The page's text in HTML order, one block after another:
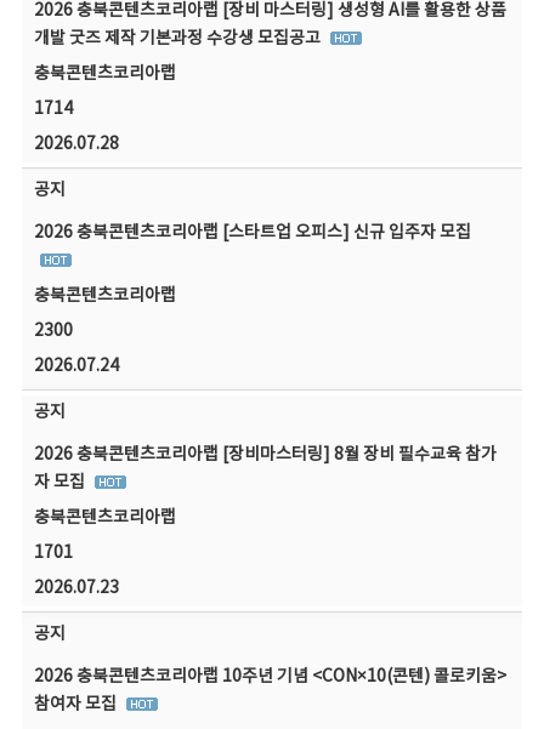
2026 충북콘텐츠코리아랩 [장비 마스터링] 생성형 AI를 활용한 상품
개발 굿즈 제작 기본과정 수강생 모집공고
충북콘텐츠코리아랩
1714
2026.07.28
공지
2026 충북콘텐츠코리아랩 [스타트업 오피스] 신규 입주자 모집
충북콘텐츠코리아랩
2300
2026.07.24
공지
2026 충북콘텐츠코리아랩 [장비마스터링] 8월 장비 필수교육 참가
자 모집
충북콘텐츠코리아랩
1701
2026.07.23
공지
2026 충북콘텐츠코리아랩 10주년 기념 <CON×10(콘텐) 콜로키움>
참여자 모집